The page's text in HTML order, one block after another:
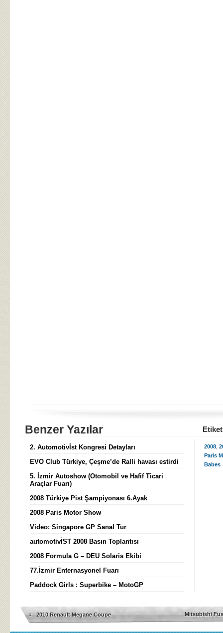
Benzer Yazılar
2. Automotivİst Kongresi Detayları
EVO Club Türkiye, Çeşme’de Ralli havası estirdi
5. İzmir Autoshow (Otomobil ve Hafif Ticari
Araçlar Fuarı)
2008 Türkiye Pist Şampiyonası 6.Ayak
2008 Paris Motor Show
Video: Singapore GP Sanal Tur
automotivİST 2008 Basın Toplantısı
2008 Formula G – DEU Solaris Ekibi
77.İzmir Enternasyonel Fuarı
Paddock Girls : Superbike – MotoGP
2008
Paris
Babes
« 2010 Renault Megane Coupe Mitsubishi